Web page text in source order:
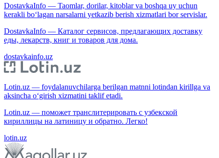
DostavkaInfo — Taomlar, dorilar, kitoblar va boshqa uy uchun
kerakli bo‘lagan narsalarni yetkazib berish xizmatlari bor servislar.
DostavkaInfo — Каталог сервисов, предлагающих доставку
еды, лекарств, книг и товаров для дома.
dostavkainfo.uz
Lotin.uz — foydalanuvchilarga berilgan matnni lotindan kirillga va
aksincha o‘girish xizmatini taklif etadi.
Lotin.uz — поможет транслитерировать с узбекской
кириллицы на латиницу и обратно. Легко!
lotin.uz